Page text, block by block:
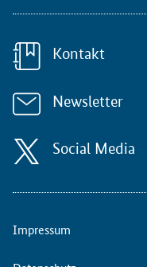
s
t
t
u
E
s
Kontakt
Newsletter
Social Media
Impressum